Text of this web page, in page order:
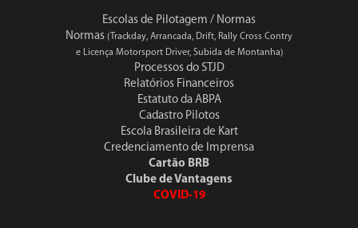
Escolas de Pilotagem / Normas
Normas (Trackday, Arrancada, Drift, Rally Cross Contry
e Licença Motorsport Driver, Subida de Montanha)
Processos do STJD
Relatórios Financeiros
Estatuto da ABPA
Cadastro Pilotos
Escola Brasileira de Kart
Credenciamento de Imprensa
Cartão BRB
Clube de Vantagens
COVID-19